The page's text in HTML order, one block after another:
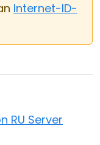
Internet-ID-
RU Server